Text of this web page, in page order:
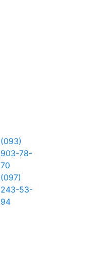
(093)
903-78-
70
(097)
243-53-
94